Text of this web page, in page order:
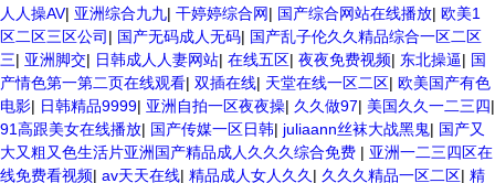
人人操AV| 亚洲综合九九| 干婷婷综合网| 国产综合网站在线播放| 欧美1
区二区三区公司 | 国产无码成人无码| 国产乱子伦久久精品综合一区二区
三| 亚洲脚交| 日韩成人人妻网站| 在线五区| 夜夜免费视频| 东北操逼| 国
产情色第一第二页在线观看| 双插在线| 天堂在线一区二区| 欧美国产有色
电影| 日韩精品9999| 亚洲自拍一区夜夜操| 久久做97| 美国久久一二三四|
91高跟美女在线播放| 国产传媒一区日韩| juliaann丝袜大战黑鬼| 国产又
大又粗又色生活片亚洲国产精品成人久久久综合免费 | 亚洲一二三四区在
线免费看视频| av天天在线| 精品成人女人久久 | 久久久精品一区二区| 精